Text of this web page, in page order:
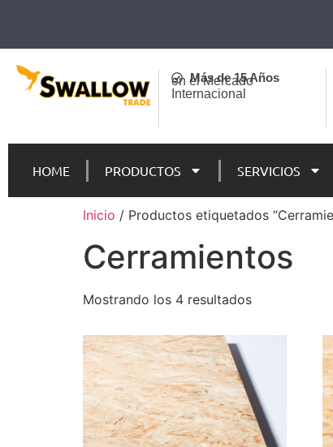
Más de 15 Años
en el Mercado
Internacional
HOME PRODUCTOS SERVICIOS
Inicio / Productos etiquetados
Cerramientos
Mostrando los 4 resultados